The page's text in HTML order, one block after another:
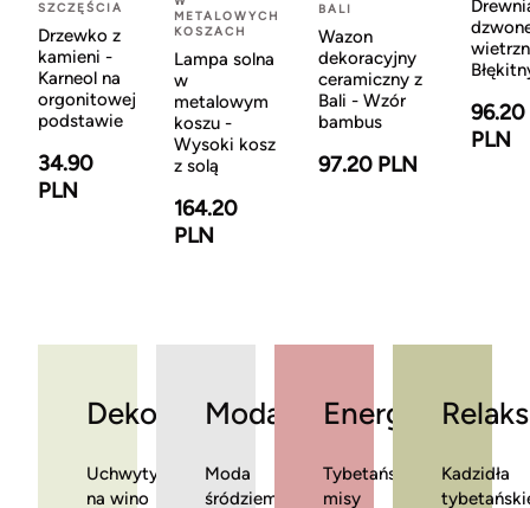
SZCZĘŚCIA
Drzewko z
kamieni -
Karneol na
orgonitowej
podstawie
34.90
PLN
METALOWYCH
KOSZACH
Lampa solna
w
metalowym
koszu -
Wysoki kosz
z solą
164.20
PLN
BALI
Wazon
dekoracyjny
ceramiczny z
Bali - Wzór
bambus
97.20 PLN
96.20
PLN
Dekoracje
Uchwyty
na wino
Moda
Moda
śródziemnomorska
Energia
Tybetańskie
misy
Relaks
Kadzidła